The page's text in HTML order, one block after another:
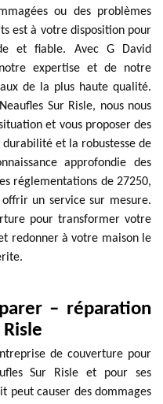
ou des problèmes
est à votre disposition pour
et fiable. Avec G David
expertise et de notre
de la plus haute qualité.
Sur Risle, nous nous
et vous proposer des
et la robustesse de
approfondie des
réglementations de 27250,
un service sur mesure.
pour transformer votre
redonner à votre maison le
– réparation
de couverture pour
Sur Risle et pour ses
peut causer des dommages